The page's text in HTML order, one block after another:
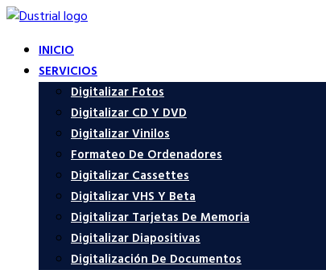
INICIO
SERVICIOS
Digitalizar Fotos
Digitalizar CD Y DVD
Digitalizar Vinilos
Formateo De Ordenadores
Digitalizar Cassettes
Digitalizar VHS Y Beta
Digitalizar Tarjetas De Memoria
Digitalizar Diapositivas
Digitalización De Documentos